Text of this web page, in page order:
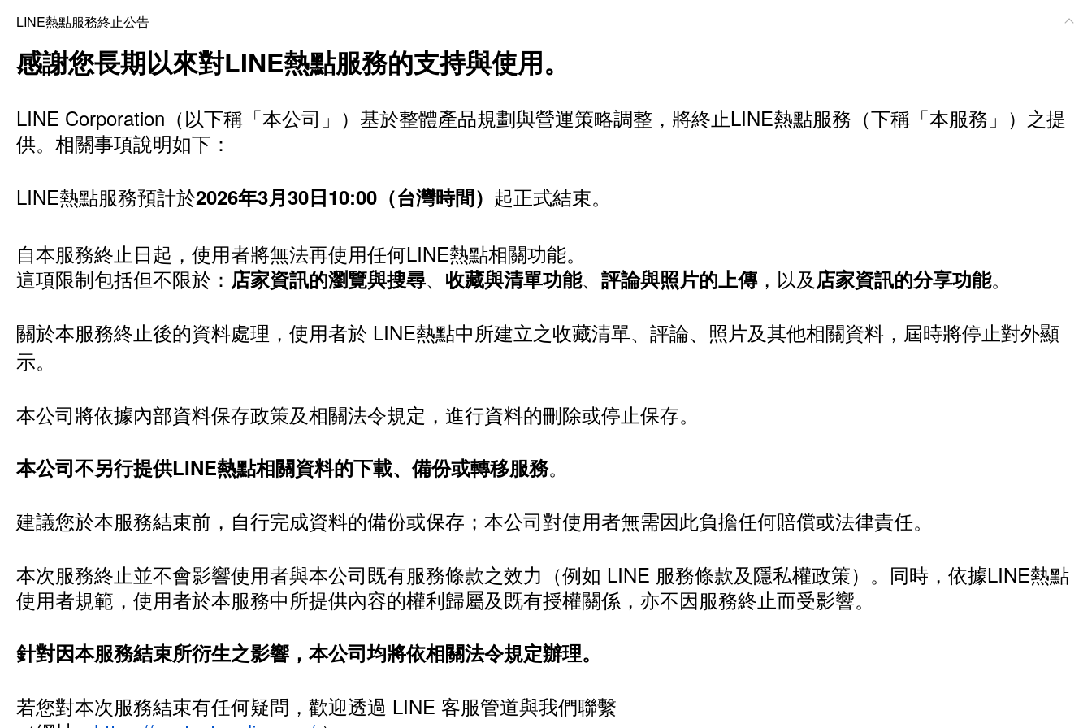
LINE熱點服務終止公告
感謝您長期以來對LINE熱點服務的支持與使用。
LINE Corporation（以下稱「本公司」）基於整體產品規劃與營運策略調整，將終止LINE熱點服務（下稱「本服務」）之提
供。相關事項說明如下：
LINE熱點服務預計於2026年3月30日10:00（台灣時間） 起正式結束。
自本服務終止日起，使用者將無法再使用任何LINE熱點相關功能。
這項限制包括但不限於： 店家資訊的瀏覽與搜尋、 收藏與清單功能、 評論與照片的上傳，以及店家資訊的分享功能。
關於本服務終止後的資料處理，使用者於 LINE熱點中所建立之收藏清單、評論、照片及其他相關資料，屆時將停止對外顯
示。
本公司將依據內部資料保存政策及相關法令規定，進行資料的刪除或停止保存。
本公司不另行提供LINE熱點相關資料的下載、備份或轉移服務。
建議您於本服務結束前，自行完成資料的備份或保存；本公司對使用者無需因此負擔任何賠償或法律責任。
本次服務終止並不會影響使用者與本公司既有服務條款之效力（例如 LINE 服務條款及隱私權政策）。同時，依據LINE熱點
使用者規範，使用者於本服務中所提供內容的權利歸屬及既有授權關係，亦不因服務終止而受影響。
針對因本服務結束所衍生之影響，本公司均將依相關法令規定辦理。
若您對本次服務結束有任何疑問，歡迎透過 LINE 客服管道與我們聯繫